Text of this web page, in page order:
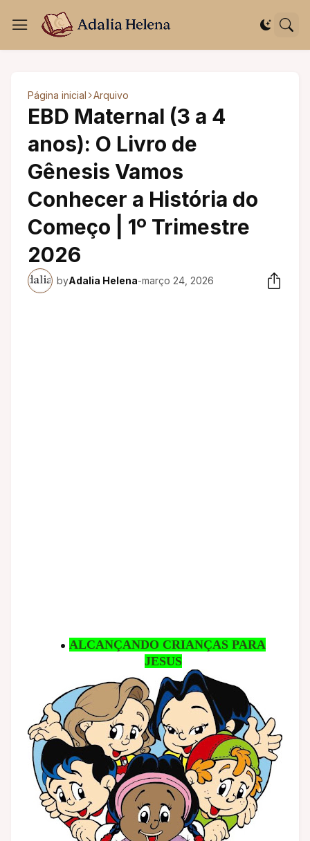
Página inicial Arquivo
EBD Maternal (3 a 4
anos): O Livro de
Gênesis Vamos
Conhecer a História do
Começo | 1º Trimestre
2026
byAdalia Helena-março 24, 2026
ALCANÇANDO CRIANÇAS PARA
JESUS